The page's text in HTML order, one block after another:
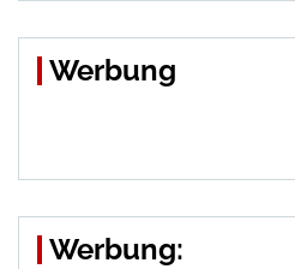
Werbung
Werbung: